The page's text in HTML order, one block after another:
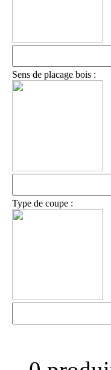
Sens de placage bois :
Type de coupe :